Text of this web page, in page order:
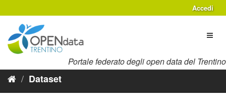
al
contenuto
Accedi
Portale federato degli open data del Trentino
Dataset